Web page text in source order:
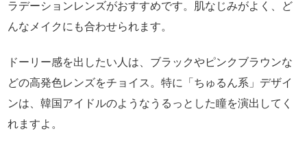
ラデーションレンズがおすすめです。肌なじみがよく、ど
んなメイクにも合わせられます。
ドーリー感を出したい人は、ブラックやピンクブラウンな
どの高発色レンズをチョイス。特に「ちゅるん系」デザイ
ンは、韓国アイドルのようなうるっとした瞳を演出してく
れますよ。